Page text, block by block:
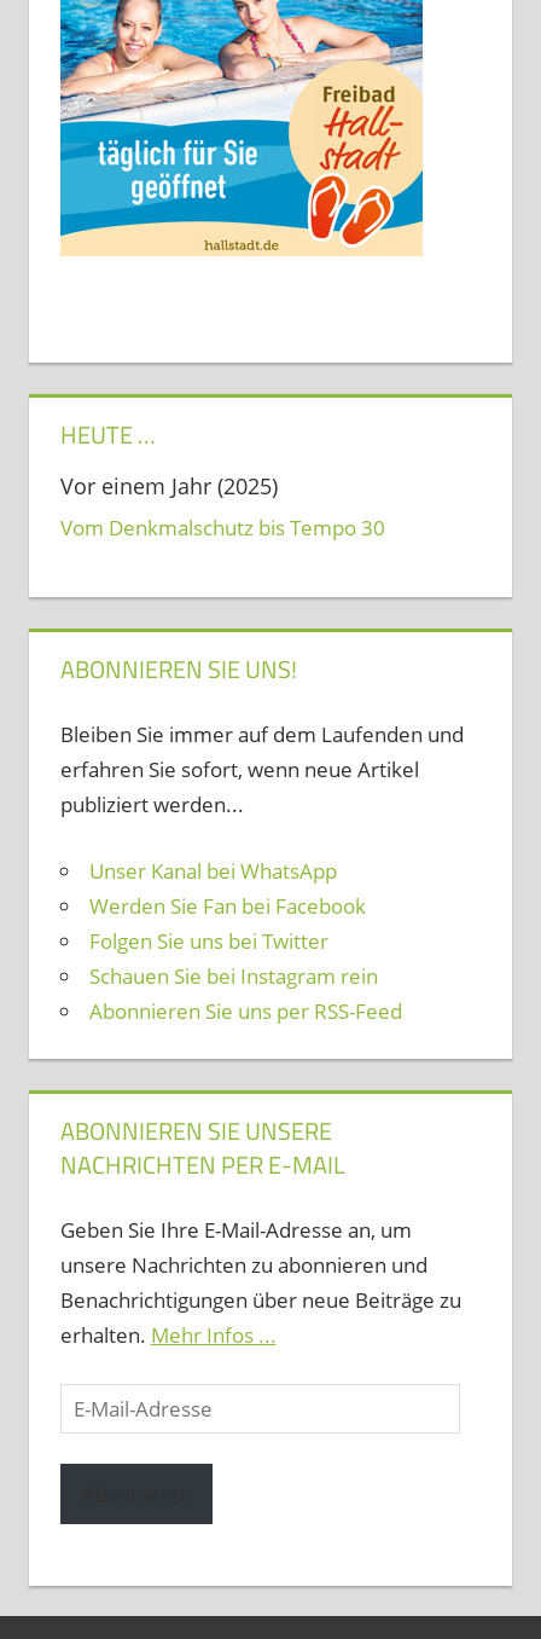
HEUTE …
Vor einem Jahr (2025)
Vom Denkmalschutz bis Tempo 30
ABONNIEREN SIE UNS!
Bleiben Sie immer auf dem Laufenden und
erfahren Sie sofort, wenn neue Artikel
publiziert werden...
Unser Kanal bei WhatsApp
Werden Sie Fan bei Facebook
Folgen Sie uns bei Twitter
Schauen Sie bei Instagram rein
Abonnieren Sie uns per RSS-Feed
ABONNIEREN SIE UNSERE
NACHRICHTEN PER E-MAIL
Geben Sie Ihre E-Mail-Adresse an, um
unsere Nachrichten zu abonnieren und
Benachrichtigungen über neue Beiträge zu
erhalten. Mehr Infos ...
E-
Mail-
Adresse